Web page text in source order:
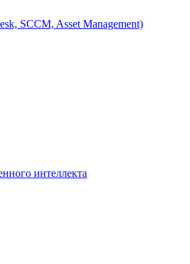
SCCM, Asset Management)
интеллекта